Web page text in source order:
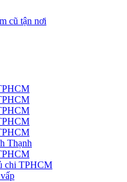
Thạnh
chi TPHCM